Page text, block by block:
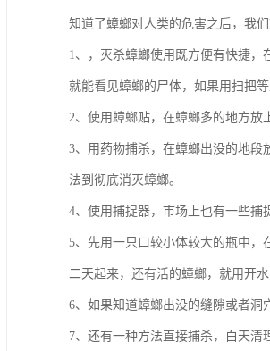
知道了蟑螂对人类的危害之后，我
1、，灭杀蟑螂使用既方便有快捷
就能看见蟑螂的尸体，如果用扫把
2、使用蟑螂贴，在蟑螂多的地方放
3、用药物捕杀，在蟑螂出没的地段
法到彻底消灭蟑螂。
4、使用捕捉器，市场上也有一些捕
5、先用一只口较小体较大的瓶中，
二天起来，还有活的蟑螂，就用开
6、如果知道蟑螂出没的缝隙或者洞
7、还有一种方法直接捕杀，白天